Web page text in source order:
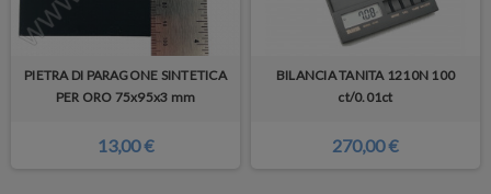
PIETRA DI PARAGONE SINTETICA
PER ORO 75x95x3 mm
13,00 €
BILANCIA TANITA 1210N 100
ct/0.01ct
270,00 €